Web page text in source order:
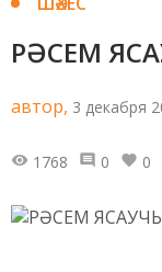
РӘСЕМ
автор, 3 декабря
1768 0 0